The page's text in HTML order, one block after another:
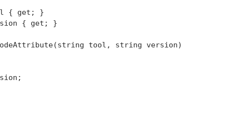
{ get; }
{ get; }
tool, string version)